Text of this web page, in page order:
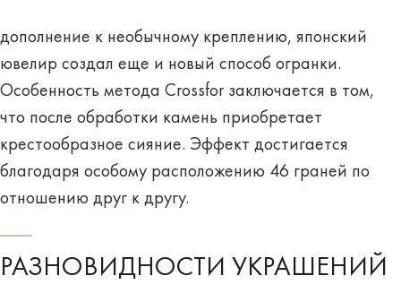
дополнение к необычному креплению, японский
ювелир создал еще и новый способ огранки.
Особенность метода Crossfor заключается в том,
что после обработки камень приобретает
крестообразное сияние. Эффект достигается
благодаря особому расположению 46 граней по
отношению друг к другу.
РАЗНОВИДНОСТИ УКРАШЕНИЙ